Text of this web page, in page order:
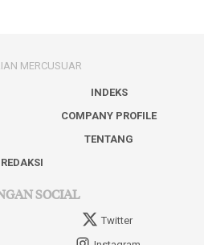
INDEKS
COMPANY PROFILE
TENTANG
REDAKSI
SOCIAL
Twitter